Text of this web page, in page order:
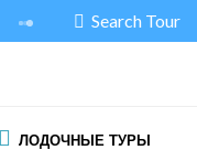
Search Tour
ЛОДОЧНЫЕ ТУРЫ